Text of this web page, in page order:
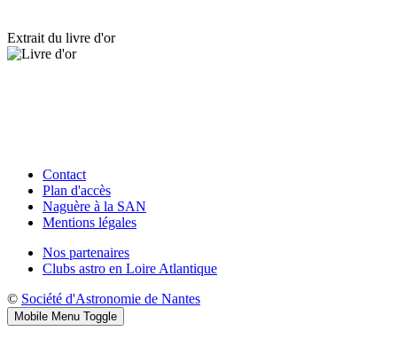
Extrait du livre d'or
Contact
Plan d'accès
Naguère à la SAN
Mentions légales
Nos partenaires
Clubs astro en Loire Atlantique
© Société d'Astronomie de Nantes
Mobile Menu Toggle